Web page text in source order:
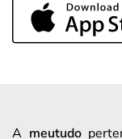
A meutudo